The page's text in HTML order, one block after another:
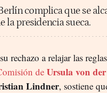
complica que se
la presidencia sueca.
rechazo a relajar las
de Ursula von
Lindner, sostiene